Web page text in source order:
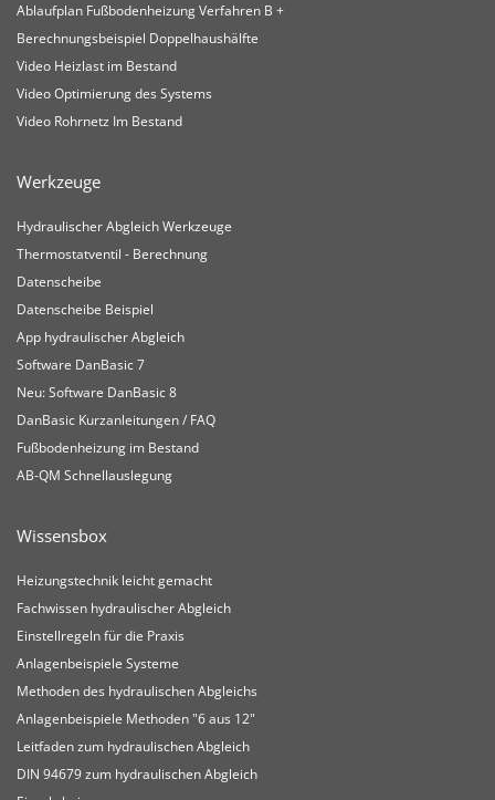
Ablaufplan Fußbodenheizung Verfahren B +
Berechnungsbeispiel Doppelhaushälfte
Video Heizlast im Bestand
Video Optimierung des Systems
Video Rohrnetz Im Bestand
Werkzeuge
Hydraulischer Abgleich Werkzeuge
Thermostatventil - Berechnung
Datenscheibe
Datenscheibe Beispiel
App hydraulischer Abgleich
Software DanBasic 7
Neu: Software DanBasic 8
DanBasic Kurzanleitungen / FAQ
Fußbodenheizung im Bestand
AB-QM Schnellauslegung
Wissensbox
Heizungstechnik leicht gemacht
Fachwissen hydraulischer Abgleich
Einstellregeln für die Praxis
Anlagenbeispiele Systeme
Methoden des hydraulischen Abgleichs
Anlagenbeispiele Methoden "6 aus 12"
Leitfaden zum hydraulischen Abgleich
DIN 94679 zum hydraulischen Abgleich